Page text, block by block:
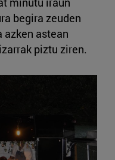
begira zeuden
azken astean
piztu ziren.